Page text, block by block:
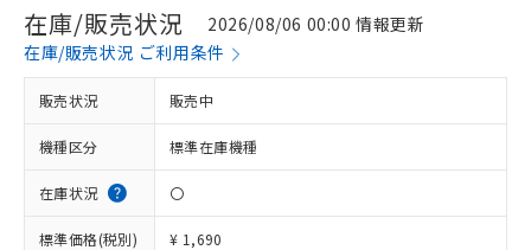
在庫/販売状況
2026/08/06 00:00 情報更新
在庫/販売状況 ご利用条件
販売状況 販売中
機種区分 標準在庫機種
在庫状況 〇
標準価格(税別) ¥ 1,690